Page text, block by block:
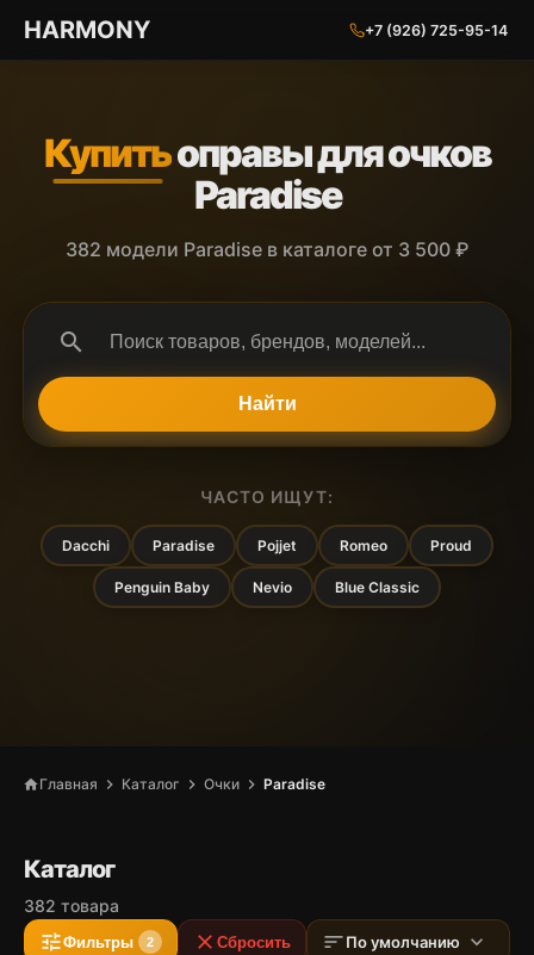
ГАРМОНИЯ ГЛАЗ
HARMONY +7 (926) 725-95-14
Купитьоправы для очков
Paradise
382 модели Paradise в каталоге от 3 500 ₽
search
Найти
ЧАСТО ИЩУТ:
Dacchi Paradise Pojjet Romeo Proud
Penguin Baby Nevio Blue Classic
homeГлавная chevron_right Каталог chevron_right Очки chevron_right Paradise
Каталог
382 товара
tuneФильтры 2 close Сбросить sortПо умолчанию
expand_more